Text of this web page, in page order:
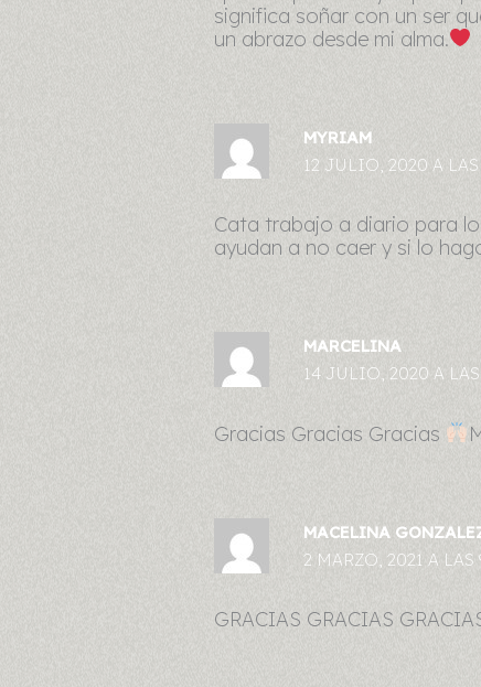
significa soñar con un ser
un abrazo desde mi alma.
MYRIAM
12 JULIO, 2020 A LAS
Cata trabajo a diario para
ayudan a no caer y si lo
MARCELINA
14 JULIO, 2020 A LAS
Gracias Gracias Gracias
MACELINA
2 MARZO, 2021 A LAS
GRACIAS GRACIAS